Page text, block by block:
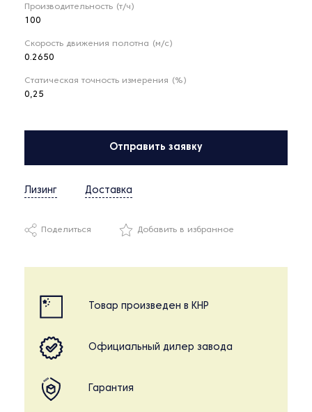
Производительность (т/ч)
100
Скорость движения полотна (м/с)
0.2650
Статическая точность измерения (%)
0,25
Отправить заявку
Лизинг Доставка
Поделиться Добавить в избранное
Товар произведен в КНР
Официальный дилер завода
Гарантия